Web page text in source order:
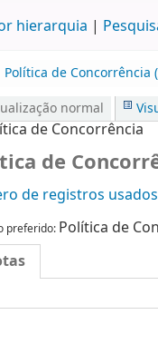
hierarquia
Política de Concorrência
normal
de Concorrência
de
de registros
preferido: Política de